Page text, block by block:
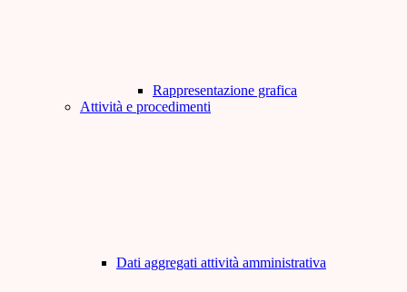
Rappresentazione grafica
Attività e procedimenti
Dati aggregati attività amministrativa